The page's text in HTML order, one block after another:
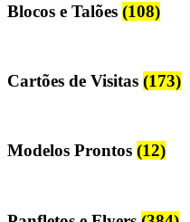
Blocos e Talões (108)
Cartões de Visitas (173)
Modelos Prontos (12)